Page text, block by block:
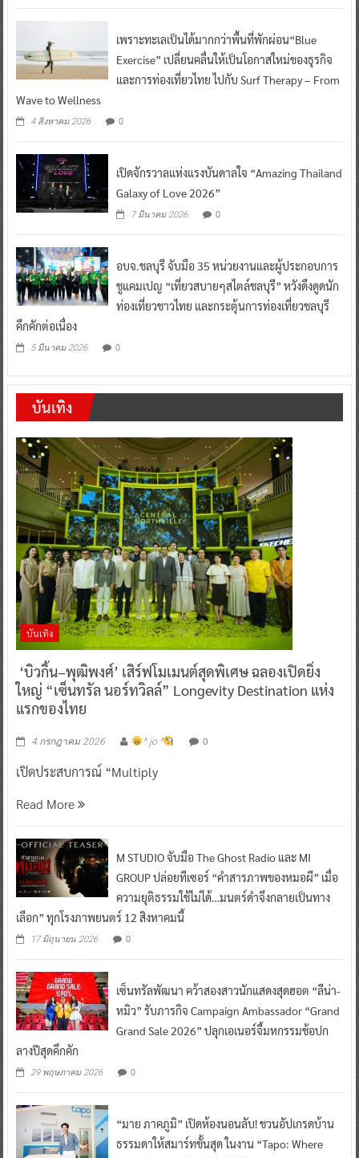
เพราะทะเลเป็นได้มากกว่าพื้นที่พักผ่อน“Blue
Exercise” เปลี่ยนคลื่นให้เป็นโอกาสใหม่ของธุรกิจ
และการท่องเที่ยวไทย ไปกับ Surf Therapy – From
Wave to Wellness
4 สิงหาคม 2026 0
เปิดจักรวาลแห่งแรงบันดาลใจ “Amazing Thailand
Galaxy of Love 2026”
7 มีนาคม 2026 0
อบจ.ชลบุรี จับมือ 35 หน่วยงานและผู้ประกอบการ
ชูแคมเปญ “เที่ยวสบายๆสไตล์ชลบุรี” หวังดึงดูดนัก
ท่องเที่ยวชาวไทย และกระตุ้นการท่องเที่ยวชลบุรี
คึกคักต่อเนื่อง
5 มีนาคม 2026 0
บันเทิง
บันเทิง
‘บิวกิ้น–พุฒิพงศ์’ เสิร์ฟโมเมนต์สุดพิเศษ ฉลองเปิดยิ่ง
ใหญ่ “เซ็นทรัล นอร์ทวิลล์” Longevity Destination แห่ง
แรกของไทย
4 กรกฎาคม 2026 ^ jo ^ 0
เปิดประสบการณ์ “Multiply
Read More
M STUDIO จับมือ The Ghost Radio และ MI
GROUP ปล่อยทีเซอร์ “คำสารภาพของหมอผี” เมื่อ
ความยุติธรรมใช้ไม่ได้…มนตร์ดำจึงกลายเป็นทาง
เลือก” ทุกโรงภาพยนตร์ 12 สิงหาคมนี้
17 มิถุนายน 2026 0
เซ็นทรัลพัฒนา คว้าสองสาวนักแสดงสุดฮอต “ลีน่า-
หมิว” รับภารกิจ Campaign Ambassador “Grand
Grand Sale 2026” ปลุกเอเนอร์จี้มหกรรมช้อปก
ลางปีสุดคึกคัก
29 พฤษภาคม 2026 0
“มาย ภาคภูมิ” เปิดห้องนอนลับ! ชวนอัปเกรดบ้าน
ธรรมดาให้สมาร์ทขั้นสุด ในงาน “Tapo: Where